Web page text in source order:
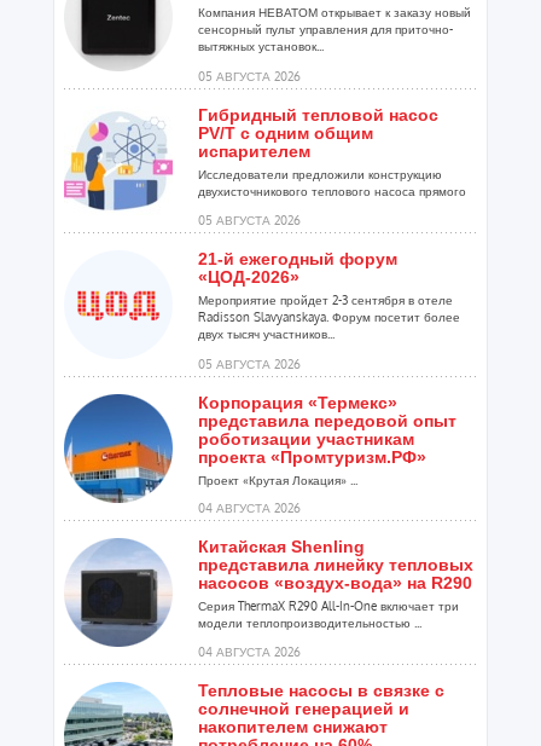
Компания НЕВАТОМ открывает к заказу новый
сенсорный пульт управления для приточно-
вытяжных установок...
05 АВГУСТА 2026
Гибридный тепловой насос
PV/T с одним общим
испарителем
Исследователи предложили конструкцию
двухисточникового теплового насоса прямого
05 АВГУСТА 2026
21-й ежегодный форум
«ЦОД-2026»
Мероприятие пройдет 2-3 сентября в отеле
Radisson Slavyanskaya. Форум посетит более
двух тысяч участников...
05 АВГУСТА 2026
Корпорация «Термекс»
представила передовой опыт
роботизации участникам
проекта «Промтуризм.РФ»
Проект «Крутая Локация» ...
04 АВГУСТА 2026
Китайская Shenling
представила линейку тепловых
насосов «воздух-вода» на R290
Серия ThermaX R290 All-In-One включает три
модели теплопроизводительностью ...
04 АВГУСТА 2026
Тепловые насосы в связке с
солнечной генерацией и
накопителем снижают